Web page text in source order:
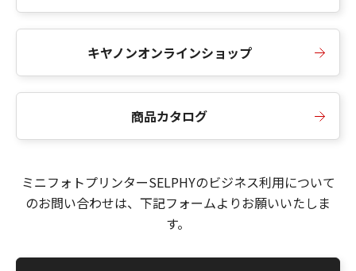
キヤノンオンラインショップ
商品カタログ
ミニフォトプリンターSELPHYのビジネス利用について
のお問い合わせは、下記フォームよりお願いいたしま
す。